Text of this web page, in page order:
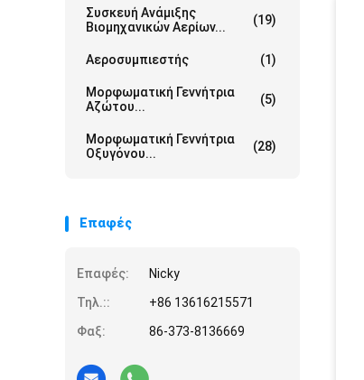
Συσκευή Ανάμιξης
Βιομηχανικών Αερίων...
(19)
Αεροσυμπιεστής (1)
Μορφωματική Γεννήτρια
Αζώτου...
(5)
Μορφωματική Γεννήτρια
Οξυγόνου...
(28)
Επαφές
Επαφές:
Nicky
Τηλ.::
+86 13616215571
Φαξ:
86-373-8136669